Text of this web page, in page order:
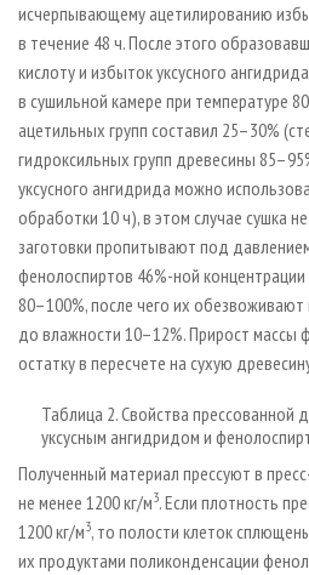
исчерпывающему ацетилированию
в течение 48 ч. После этого
кислоту и избыток уксусного
в сушильной камере при температуре
ацетильных групп составил 25–30%
гидроксильных групп древесины
уксусного ангидрида можно
обработки 10 ч), в этом случае сушка
заготовки пропитывают под
фенолоспиртов 46%-ной
80–100%, после чего их
до влажности 10–12%. Прирост массы
остатку в пересчете на сухую
Таблица 2. Свойства прессованной
уксусным ангидридом и
Полученный материал прессуют в
не менее 1200 кг/м3. Если плотность
1200 кг/м3, то полости клеток
их продуктами поликонденсации